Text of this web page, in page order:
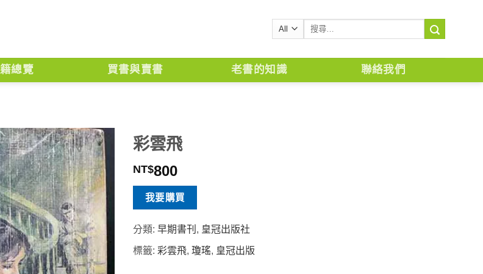
搜
鍵
總覽 買書與賣書 老書的知識 聯絡我們
彩雲飛
NT$800
我要購買
分類:早期書刊 , 皇冠出版社
標籤: 彩雲飛,瓊瑤, 皇冠出版